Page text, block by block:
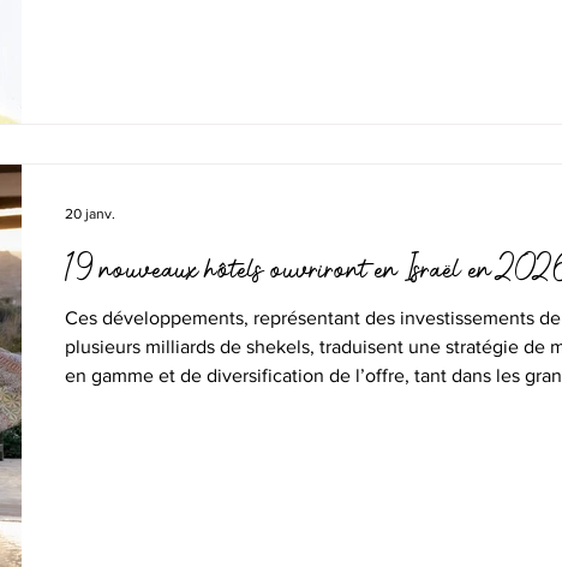
19 nouveaux hôtels ouvriront en Israël en
Ces développements, représentant des investissements de
plusieurs milliards de shekels, traduisent une stratégie de
en gamme et de diversification de l’offre, tant dans les
20 janv.